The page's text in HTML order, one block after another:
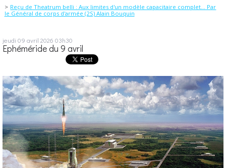
Reçu de Theatrum belli : Aux limites d'un modèle capacitaire complet… Par
le Général de corps d'armée (2S) Alain Bouquin
jeudi 09 avril 2026 03h30
Ephéméride du 9 avril